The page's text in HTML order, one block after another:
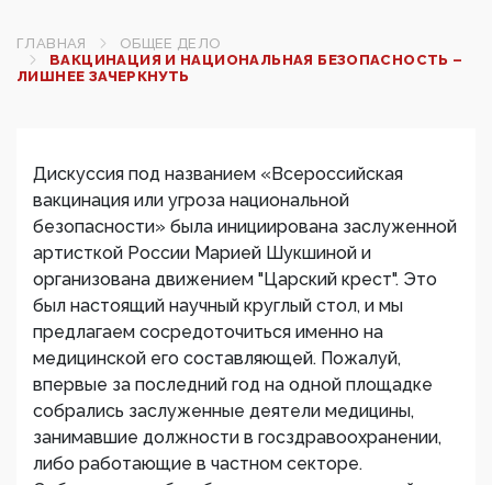
ГЛАВНАЯ
ОБЩЕЕ ДЕЛО
ВАКЦИНАЦИЯ И НАЦИОНАЛЬНАЯ БЕЗОПАСНОСТЬ –
ЛИШНЕЕ ЗАЧЕРКНУТЬ
Дискуссия под названием «Всероссийская
вакцинация или угроза национальной
безопасности» была инициирована заслуженной
артисткой России Марией Шукшиной и
организована движением "Царский крест". Это
был настоящий научный круглый стол, и мы
предлагаем сосредоточиться именно на
медицинской его составляющей. Пожалуй,
впервые за последний год на одной площадке
собрались заслуженные деятели медицины,
занимавшие должности в госздравоохранении,
либо работающие в частном секторе.